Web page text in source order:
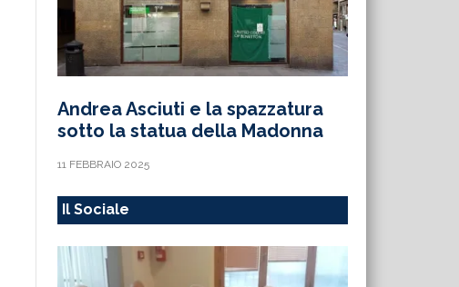
Andrea Asciuti e la spazzatura
sotto la statua della Madonna
11 FEBBRAIO 2025
Il Sociale